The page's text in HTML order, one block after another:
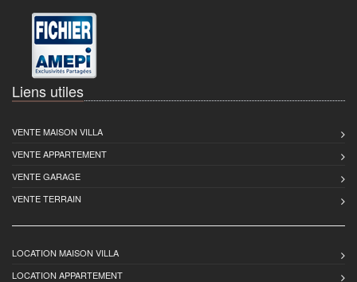
Liens utiles
VENTE MAISON VILLA
VENTE APPARTEMENT
VENTE GARAGE
VENTE TERRAIN
LOCATION MAISON VILLA
LOCATION APPARTEMENT